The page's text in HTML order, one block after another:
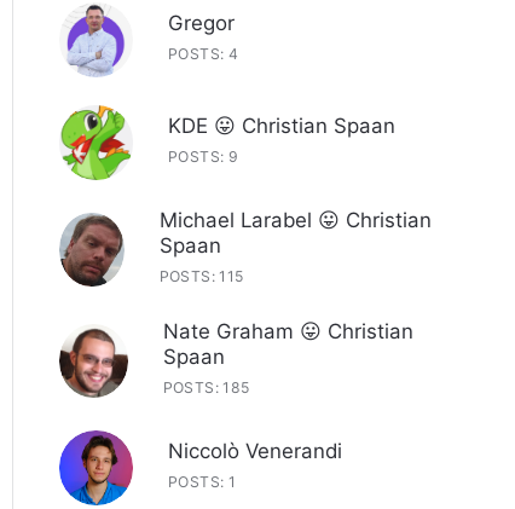
Gregor
POSTS: 4
KDE 😛 Christian Spaan
POSTS: 9
Michael Larabel 😛 Christian
Spaan
POSTS: 115
Nate Graham 😛 Christian
Spaan
POSTS: 185
Niccolò Venerandi
POSTS: 1